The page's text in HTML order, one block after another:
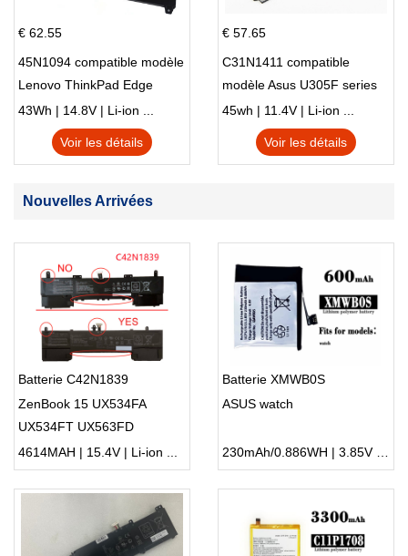
€ 62.55
45N1094 compatible modèle
Lenovo ThinkPad Edge
S230u Twist
43Wh | 14.8V | Li-ion ...
Voir les détails
€ 57.65
C31N1411 compatible
modèle Asus U305F series
45wh | 11.4V | Li-ion ...
Voir les détails
Nouvelles Arrivées
Batterie C42N1839
ZenBook 15 UX534FA
UX534FT UX563FD
Q536FD
4614MAH | 15.4V | Li-ion ...
Batterie XMWB0S
ASUS watch
230mAh/0.886WH | 3.85V | Li-ion ...